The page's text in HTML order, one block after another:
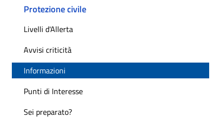
Protezione civile
Livelli d'Allerta
Avvisi criticità
Informazioni
Punti di Interesse
Sei preparato?